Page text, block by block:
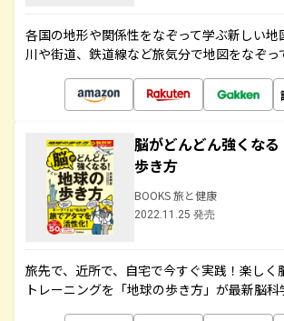
各国の地形や関係性をなぞって学ぶ新しい地
川や街道、鉄道線など旅気分で地図をなぞっ
脳がどんどん強くな
歩き方
BOOKS 旅と健康
2022.11.25 発売
旅先で、近所で、自宅で今すぐ実践！楽しく
トレーニングを「地球の歩き方」が最新脳